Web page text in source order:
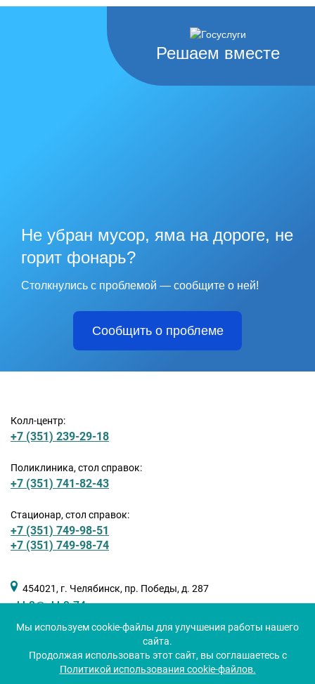
Решаем вместе
Не убран мусор, яма на дороге, не
горит фонарь?
Столкнулись с проблемой — сообщите о ней!
Сообщить о проблеме
Колл-центр:
+7 (351) 239-29-18
Поликлиника, стол справок:
+7 (351) 741-82-43
Стационар, стол справок:
+7 (351) 749-98-51
+7 (351) 749-98-74
454021, г. Челябинск, пр. Победы, д. 287
okb3@okb3-74.ru
Мы используем cookie-файлы для улучшения работы нашего
сайта.
Продолжая использовать этот сайт, вы соглашаетесь с
Политикой использования cookie-файлов.